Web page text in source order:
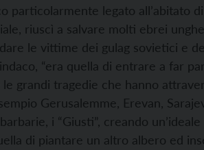
particolarmente legato all’abitato
riuscì a salvare molti ebrei
le vittime dei gulag sovietici e
“era quella di entrare a far
grandi tragedie che hanno
Gerusalemme, Erevan,
i “Giusti”, creando un’ideale
di piantare un altro albero ed